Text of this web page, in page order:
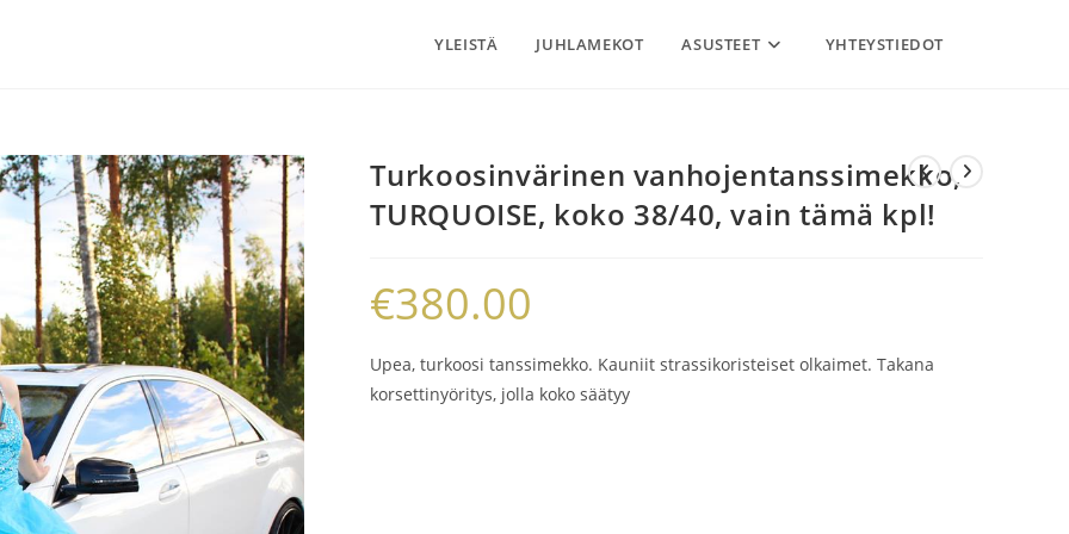
YLEISTÄ JUHLAMEKOT ASUSTEET YHTEYSTIEDOT
Turkoosinvärinen vanhojentanssimekko,
TURQUOISE, koko 38/40, vain tämä kpl!
€380.00
Upea, turkoosi tanssimekko. Kauniit strassikoristeiset olkaimet. Takana
korsettinyöritys, jolla koko säätyy